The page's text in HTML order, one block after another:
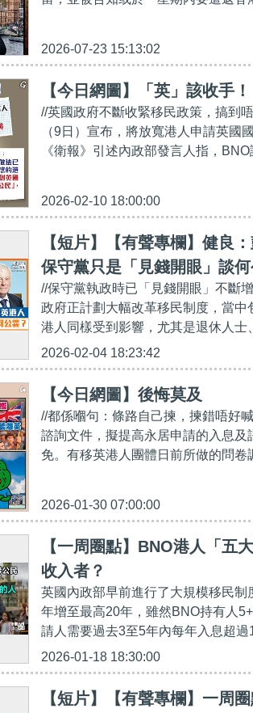
2026-07-23 15:13:02
【今日網圖】「英」該收手！
//英國政府不斷收緊移民政策，搞到
（9日）宣布，將放寬港人申請英國
《衛報》引述內政部發言人指，
2026-02-10 18:00:00
【短片】【有聲專欄】健良
保守黨只是「見錢開眼」談何
//保守黨執政時已「見錢開眼」不斷
政府正計劃大幅改革移民制度，當
港人同樣受到影響，尤其是退休人士
2026-02-04 18:23:42
【今日網圖】後悔莫及
//都係嗰句：條路自己揀，揀錯唔好
諮詢文件，擬提高永居申請的入息
免。有移英港人團體日前所做的問
2026-01-30 07:00:00
【一周圈點】BNO港人「五
收入者？
英國內政部早前進行了大規模移民制
年增至最高20年，雖然BNO持有人
請人需要過去3至5年內每年入息超
2026-01-18 18:30:00
【短片】【有聲專欄】一周